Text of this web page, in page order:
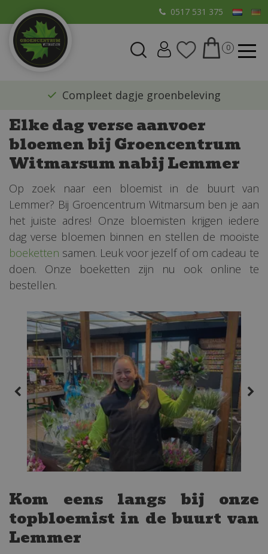
a
0517 531 375
​Compleet dagje groenbeleving
Elke dag verse aanvoer
bloemen bij Groencentrum
Witmarsum nabij Lemmer
Op zoek naar een bloemist in de buurt van
Lemmer? Bij Groencentrum Witmarsum ben je aan
het juiste adres! Onze bloemisten krijgen iedere
dag verse bloemen binnen en stellen de mooiste
boeketten samen. Leuk voor jezelf of om cadeau te
doen. Onze boeketten zijn nu ook online te
bestellen.
Kom eens langs bij onze
topbloemist in de buurt van
Lemmer